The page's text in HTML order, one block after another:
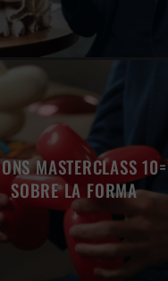
MASTERCLASS 10=
SOBRE LA FORMA